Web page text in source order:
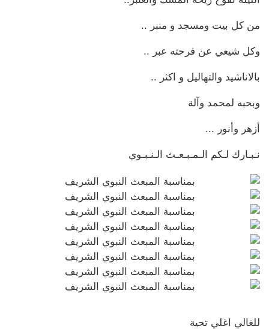
من كل بيت ومسجد و منبر ..
وكل شيعي عن فرحته عبر ..
بالاناشيد والتهاليل و اكثر ..
وبحبه لمحمد وآلة
أزهر وأنور ...
نـبـارك لـكم الـمـبـعـث الـنـبـوي
للغالي اغلي تحية